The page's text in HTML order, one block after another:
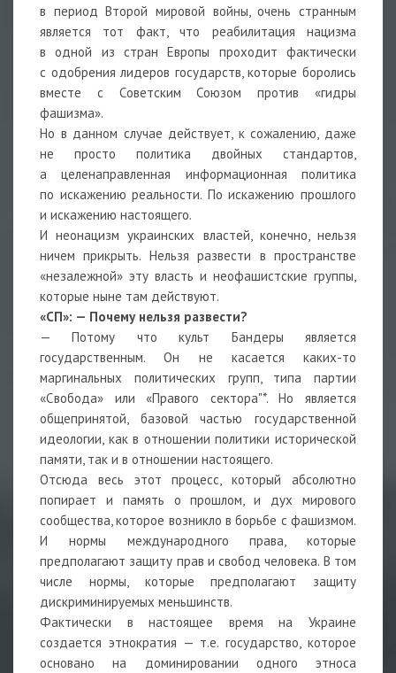
в период Второй мировой войны, очень странным
является тот факт, что реабилитация нацизма
в одной из стран Европы проходит фактически
с одобрения лидеров государств, которые боролись
вместе с Советским Союзом против «гидры
фашизма».
Но в данном случае действует, к сожалению, даже
не просто политика двойных стандартов,
а целенаправленная информационная политика
по искажению реальности. По искажению прошлого
и искажению настоящего.
И неонацизм украинских властей, конечно, нельзя
ничем прикрыть. Нельзя развести в пространстве
«незалежной» эту власть и неофашистские группы,
которые ныне там действуют.
«СП»: — Почему нельзя развести?
— Потому что культ Бандеры является
государственным. Он не касается каких-то
маргинальных политических групп, типа партии
«Свобода» или «Правого сектора"*. Но является
общепринятой, базовой частью государственной
идеологии, как в отношении политики исторической
памяти, так и в отношении настоящего.
Отсюда весь этот процесс, который абсолютно
попирает и память о прошлом, и дух мирового
сообщества, которое возникло в борьбе с фашизмом.
И нормы международного права, которые
предполагают защиту прав и свобод человека. В том
числе нормы, которые предполагают защиту
дискриминируемых меньшинств.
Фактически в настоящее время на Украине
создается этнократия — т.е. государство, которое
основано на доминировании одного этноса